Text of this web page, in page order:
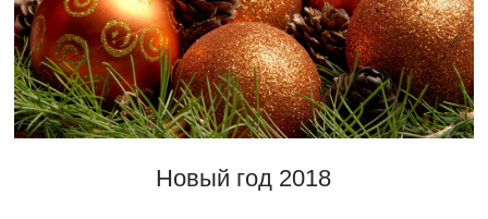
Новый год 2018